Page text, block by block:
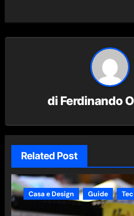
di Ferdinando
Related Post
Casa e Design Guide